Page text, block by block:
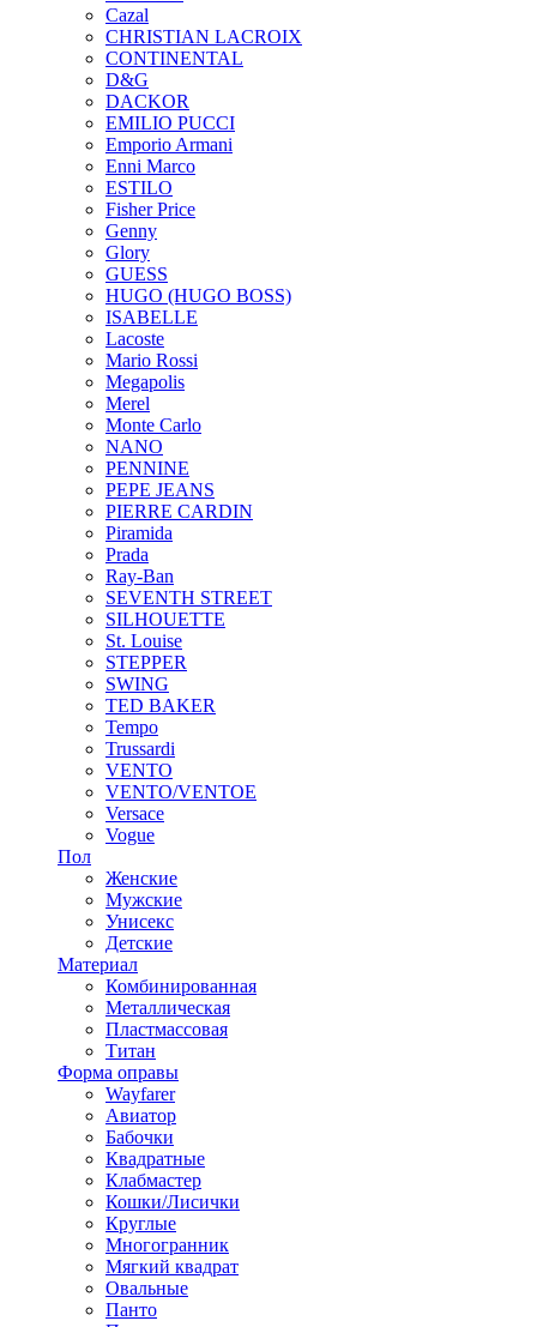
Cazal
CHRISTIAN LACROIX
CONTINENTAL
D&G
DACKOR
EMILIO PUCCI
Emporio Armani
Enni Marco
ESTILO
Fisher Price
Genny
Glory
GUESS
HUGO (HUGO BOSS)
ISABELLE
Lacoste
Mario Rossi
Megapolis
Merel
Monte Carlo
NANO
PENNINE
PEPE JEANS
PIERRE CARDIN
Piramida
Prada
Ray-Ban
SEVENTH STREET
SILHOUETTE
St. Louise
STEPPER
SWING
TED BAKER
Tempo
Trussardi
VENTO
VENTO/VENTOE
Versace
Vogue
Пол
Женские
Мужские
Унисекс
Детские
Материал
Комбинированная
Металлическая
Пластмассовая
Титан
Форма оправы
Wayfarer
Авиатор
Бабочки
Квадратные
Клабмастер
Кошки/Лисички
Круглые
Многогранник
Мягкий квадрат
Овальные
Панто